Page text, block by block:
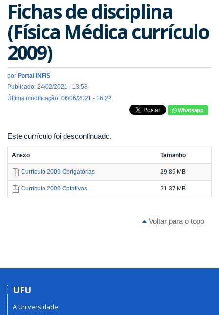
Fichas de disciplina
(Física Médica currículo
2009)
por Portal INFIS
Publicado: 24/02/2021 - 13:58
Última modificação: 06/06/2021 - 16:22
Whatsapp
Este currículo foi descontinuado.
Anexo Tamanho
Currículo 2009 Obrigatórias 29.89 MB
Currículo 2009 Optativas 21.37 MB
Voltar para o topo
UFU
A Universidade